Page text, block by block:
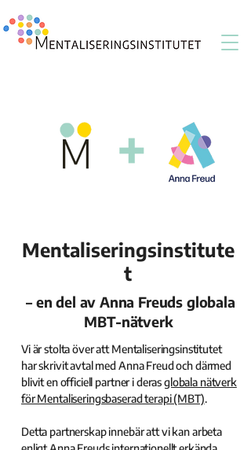
Mentaliseringsinstitute
t
– en del av Anna Freuds globala
MBT-nätverk
Vi är stolta över att Mentaliseringsinstitutet
har skrivit avtal med Anna Freud och därmed
blivit en officiell partner i derasglobala nätverk
för Mentaliseringsbaserad terapi (MBT).
Detta partnerskap innebär att vi kan arbeta